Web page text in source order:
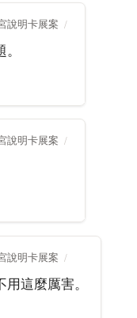
說明卡展案
說明卡展案
說明卡展案
這麼厲害。